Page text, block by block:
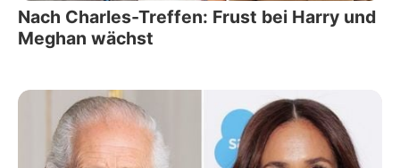
Nach Charles-Treffen: Frust bei Harry und
Meghan wächst